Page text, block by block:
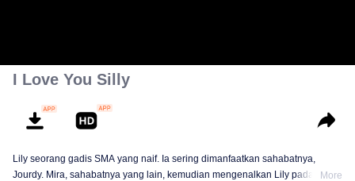
I Love You Silly
Lily seorang gadis SMA yang naif. Ia sering dimanfaatkan sahabatnya,
Jourdy. Mira, sahabatnya yang lain, kemudian mengenalkan Lily pada
More